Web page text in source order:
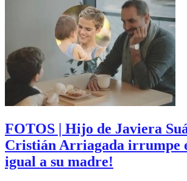
FOTOS | Hijo de Javiera
Cristián Arriagada irrumpe
igual a su madre!